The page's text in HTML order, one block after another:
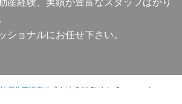
ショナルにお任せ下さい。
神戸住宅販売株式会社 ©All Rights Reserved